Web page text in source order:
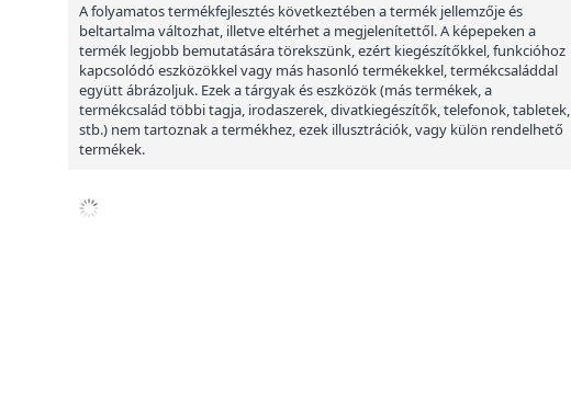
A folyamatos termékfejlesztés következtében a termék jellemzője és
beltartalma változhat, illetve eltérhet a megjelenítettől. A képepeken a
termék legjobb bemutatására törekszünk, ezért kiegészítőkkel, funkcióhoz
kapcsolódó eszközökkel vagy más hasonló termékekkel, termékcsaláddal
együtt ábrázoljuk. Ezek a tárgyak és eszközök (más termékek, a
termékcsalád többi tagja, irodaszerek, divatkiegészítők, telefonok, tabletek,
stb.) nem tartoznak a termékhez, ezek illusztrációk, vagy külön rendelhető
termékek.